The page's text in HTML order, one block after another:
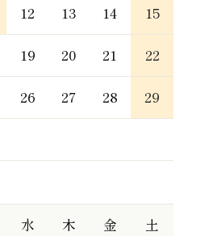
12 13 14 15
19 20 21 22
26 27 28 29
水 木 金 土